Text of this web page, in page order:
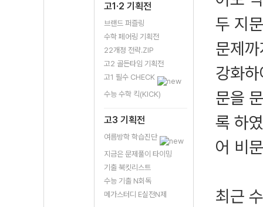
고1·2 기획전
브랜드 퍼즐링
수학 페어링 기획전
22개정 전략.ZIP
고2 골든타임 기획전
고1 필수 CHECK
수능 수학 킥(KICK)
고3 기획전
여름방학 학습진단
지금은 문제풀이 타이밍
기출 북킷리스트
수능 기출 N회독
메가스터디 E실전N제
두 지
문제
강화
문을
록 하
어 비
최근